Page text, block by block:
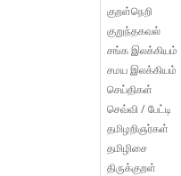
குறள்நெறி
குறுந்தகவல்
சங்க இலக்கியம்
சமய இலக்கியம்
செய்திகள்
செவ்வி / பேட்டி
தமிழறிஞர்கள்
தமிழிசை
திருக்குறள்